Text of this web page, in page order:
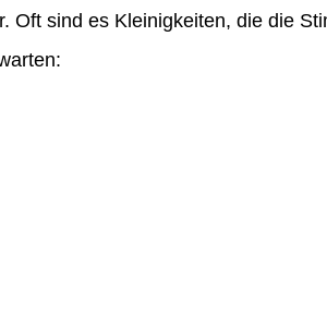
Oft sind es Kleinigkeiten, die die